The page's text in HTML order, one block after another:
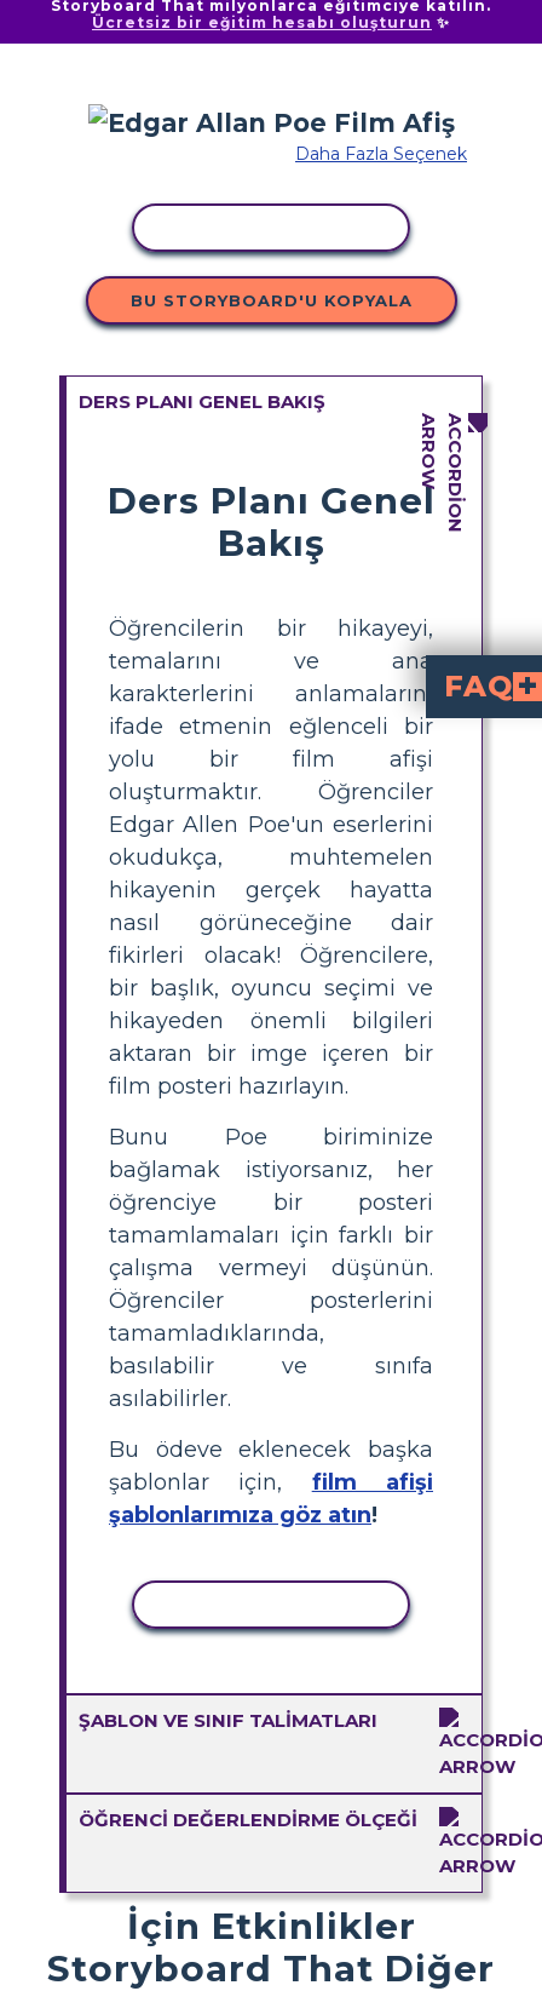
Storyboard That milyonlarca eğitimciye katılın.
Ücretsiz bir eğitim hesabı oluşturun ✨
Daha Fazla Seçenek
BU STORYBOARD'U KOPYALA
DERS PLANI GENEL BAKIŞ
Ders Planı Genel
Bakış
Öğrencilerin bir hikayeyi,
temalarını ve ana
karakterlerini anlamalarını
ifade etmenin eğlenceli bir
yolu bir film afişi
oluşturmaktır. Öğrenciler
Edgar Allen Poe'un eserlerini
okudukça, muhtemelen
hikayenin gerçek hayatta
nasıl görüneceğine dair
fikirleri olacak! Öğrencilere,
bir başlık, oyuncu seçimi ve
hikayeden önemli bilgileri
aktaran bir imge içeren bir
film posteri hazırlayın.
Bunu Poe biriminize
bağlamak istiyorsanız, her
öğrenciye bir posteri
tamamlamaları için farklı bir
çalışma vermeyi düşünün.
Öğrenciler posterlerini
tamamladıklarında,
basılabilir ve sınıfa
asılabilirler.
Bu ödeve eklenecek başka
şablonlar için, film afişi
şablonlarımıza göz atın!
ŞABLON VE SINIF TALIMATLARI
ÖĞRENCI DEĞERLENDIRME ÖLÇEĞI
İçin Etkinlikler
Storyboard That Diğer
FAQ